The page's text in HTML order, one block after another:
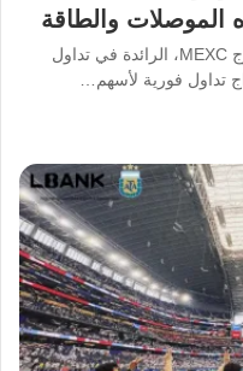
الموصلات والطاقة
فيكتوريا، سيشل، 25 يونيو 2026 – ستدرج MEXC، الرائدة في تداول
تداول فورية لأسهم…